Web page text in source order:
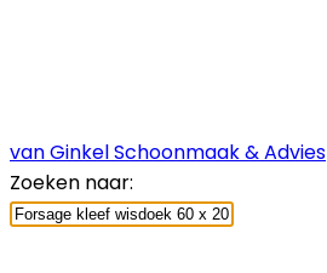
van Ginkel Schoonmaak & Advies
Zoeken naar: